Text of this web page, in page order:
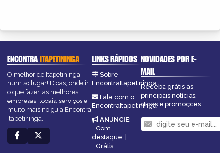
ENCONTRAITAPETININGA
O melhor de Itapetininga
num só lugar! Dicas, onde ir,
o que fazer, as melhores
empresas, locais, serviços e
muito mais no guia Encontra
Itapetininga.
LINKS RÁPIDOS
Sobre
EncontraItapetininga
Fale com o
EncontraItapetininga
ANUNCIE:
Com
destaque |
Grátis
NOVIDADES POR E-
MAIL
Receba grátis as
principais notícias,
dicas e promoções